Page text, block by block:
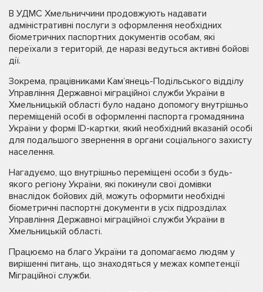
В УДМС Хмельниччини продовжують надавати
адміністративні послуги з оформлення необхідних
біометричних паспортних документів особам, які
переїхали з територій, де наразі ведуться активні бойові
дії.
Зокрема, працівниками Кам’янець-Подільського відділу
Управління Державної міграційної служби України в
Хмельницькій області було надано допомогу внутрішньо
переміщеній особі в оформленні паспорта громадянина
України у формі ID-картки, який необхідний вказаній особі
для подальшого звернення в органи соціального захисту
населення.
Нагадуємо, що внутрішньо переміщені особи з будь-
якого регіону України, які покинули свої домівки
внаслідок бойових дій, можуть оформити необхідні
біометричні паспортні документи в усіх підрозділах
Управління Державної міграційної служби України в
Хмельницькій області.
Працюємо на благо України та допомагаємо людям у
вирішенні питань, що знаходяться у межах компетенції
Міграційної служби.